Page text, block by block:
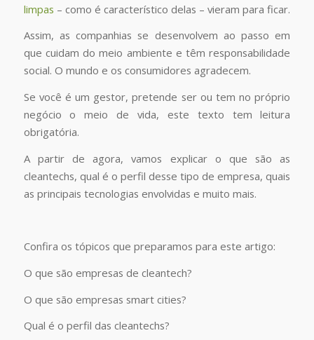
limpas – como é característico delas – vieram para ficar.
Assim, as companhias se desenvolvem ao passo em
que cuidam do meio ambiente e têm responsabilidade
social. O mundo e os consumidores agradecem.
Se você é um gestor, pretende ser ou tem no próprio
negócio o meio de vida, este texto tem leitura
obrigatória.
A partir de agora, vamos explicar o que são as
cleantechs, qual é o perfil desse tipo de empresa, quais
as principais tecnologias envolvidas e muito mais.
Confira os tópicos que preparamos para este artigo:
O que são empresas de cleantech?
O que são empresas smart cities?
Qual é o perfil das cleantechs?